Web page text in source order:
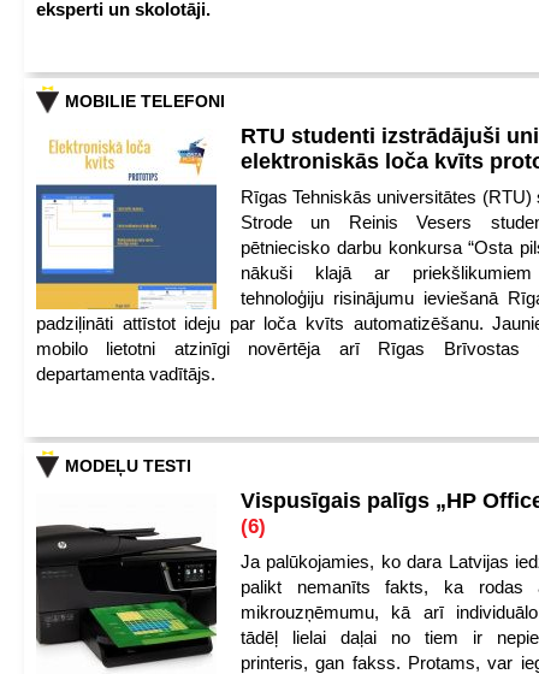
eksperti un skolotāji.
MOBILIE TELEFONI
RTU studenti izstrādājuši
elektroniskās loča kvīts
Rīgas Tehniskās universitātes (RTU)
Strode un Reinis Vesers
pētniecisko darbu konkursa “Osta
nākuši klajā ar priekšlikumiem
tehnoloģiju risinājumu ieviešanā
padziļināti attīstot ideju par loča kvīts automatizēšanu.
mobilo lietotni atzinīgi novērtēja arī Rīgas Brīvostas
departamenta vadītājs.
MODEĻU TESTI
Vispusīgais palīgs „HP
(6)
Ja palūkojamies, ko dara Latvijas
palikt nemanīts fakts, ka rodas
mikrouzņēmumu, kā arī
tādēļ lielai daļai no tiem ir
printeris, gan fakss. Protams, var